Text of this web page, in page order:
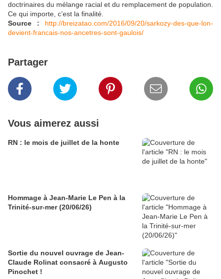
doctrinaires du mélange racial et du remplacement de population.
Ce qui importe, c’est la finalité.
Source :
http://breizatao.com/2016/09/20/sarkozy-des-que-lon-
devient-francais-nos-ancetres-sont-gaulois/
Partager
Vous aimerez aussi
RN : le mois de juillet de la honte
Hommage à Jean-Marie Le Pen à la
Trinité-sur-mer (20/06/26)
Sortie du nouvel ouvrage de Jean-
Claude Rolinat consacré à Augusto
Pinochet !